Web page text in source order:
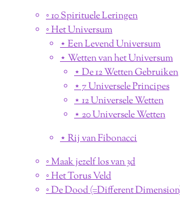
◦ 10 Spirituele Leringen
◦ Het Universum
⋆ Een Levend Universum
⋆ Wetten van het Universum
⋆ De 12 Wetten Gebruiken
⋆ 7 Universele Principes
⋆ 12 Universele Wetten
⋆ 20 Universele Wetten
⋆ Rij van Fibonacci
◦ Maak jezelf los van 3d
◦ Het Torus Veld
◦ De Dood (=Different